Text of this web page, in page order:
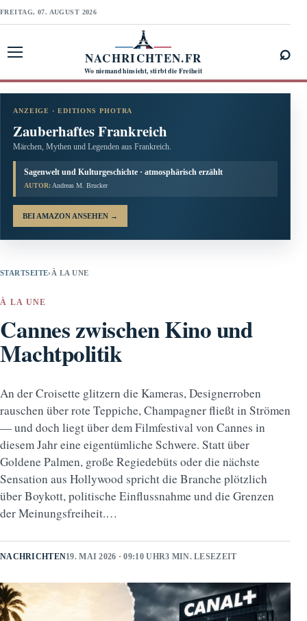
FREITAG, 07. AUGUST 2026
NACHRICHTEN.FR
Wo niemand hinsieht, stirbt die Freiheit
⌕
ANZEIGE · EDITIONS PHOTRA
Zauberhaftes Frankreich
Märchen, Mythen und Legenden aus Frankreich.
Sagenwelt und Kulturgeschichte · atmosphärisch erzählt
AUTOR: Andreas M. Brucker
BEI AMAZON ANSEHEN →
STARTSEITE› À LA UNE
À LA UNE
Cannes zwischen Kino und
Machtpolitik
An der Croisette glitzern die Kameras, Designerroben
rauschen über rote Teppiche, Champagner fließt in Strömen
— und doch liegt über dem Filmfestival von Cannes in
diesem Jahr eine eigentümliche Schwere. Statt über
Goldene Palmen, große Regiedebüts oder die nächste
Sensation aus Hollywood spricht die Branche plötzlich
über Boykott, politische Einflussnahme und die Grenzen
der Meinungsfreiheit.…
NACHRICHTEN19. MAI 2026 · 09:10 UHR3 MIN. LESEZEIT